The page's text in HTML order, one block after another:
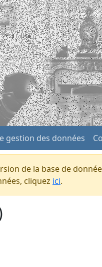
gestion des données
de la base de
cliquez ici.